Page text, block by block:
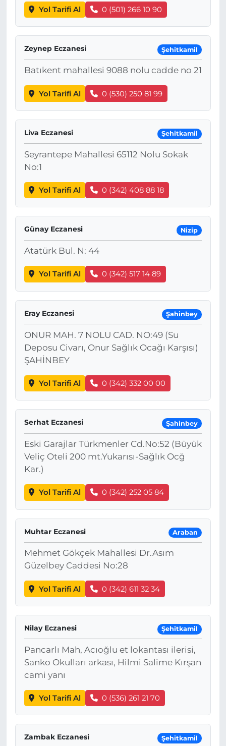
Yol Tarifi Al 0 (501) 266 10 90
Zeynep Eczanesi Şehitkamil
Batıkent mahallesi 9088 nolu cadde no 21
Yol Tarifi Al 0 (530) 250 81 99
Liva Eczanesi Şehitkamil
Seyrantepe Mahallesi 65112 Nolu Sokak
No:1
Yol Tarifi Al 0 (342) 408 88 18
Günay Eczanesi Nizip
Atatürk Bul. N: 44
Yol Tarifi Al 0 (342) 517 14 89
Eray Eczanesi Şahinbey
ONUR MAH. 7 NOLU CAD. NO:49 (Su
Deposu Civarı, Onur Sağlık Ocağı Karşısı)
ŞAHİNBEY
Yol Tarifi Al 0 (342) 332 00 00
Serhat Eczanesi Şahinbey
Eski Garajlar Türkmenler Cd.No:52 (Büyük
Veliç Oteli 200 mt.Yukarısı-Sağlık Ocğ
Kar.)
Yol Tarifi Al 0 (342) 252 05 84
Muhtar Eczanesi Araban
Mehmet Gökçek Mahallesi Dr.Asım
Güzelbey Caddesi No:28
Yol Tarifi Al 0 (342) 611 32 34
Nilay Eczanesi Şehitkamil
Pancarlı Mah, Acıoğlu et lokantası ilerisi,
Sanko Okulları arkası, Hilmi Salime Kırşan
cami yanı
Yol Tarifi Al 0 (536) 261 21 70
Zambak Eczanesi Şehitkamil